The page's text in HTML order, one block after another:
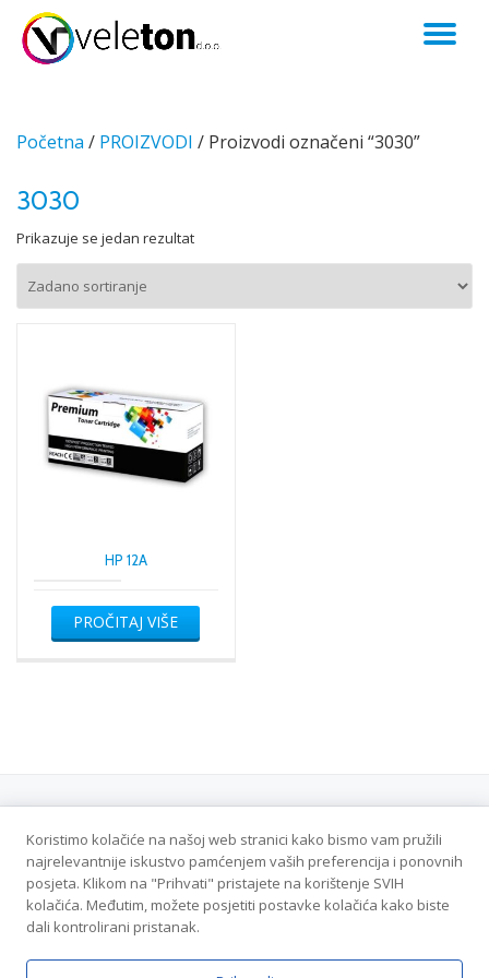
Skip
Početna / PROIZVODI / Proizvodi označeni “3030”
3030
Prikazuje se jedan rezultat
HP 12A
PROČITAJ VIŠE
Politika privatnosti
Veleton DOO - Sva prava zadržana
Koristimo kolačiće na našoj web stranici kako bismo vam pružili
najrelevantnije iskustvo pamćenjem vaših preferencija i ponovnih
posjeta. Klikom na "Prihvati" pristajete na korištenje SVIH
kolačića. Međutim, možete posjetiti postavke kolačića kako biste
dali kontrolirani pristanak.